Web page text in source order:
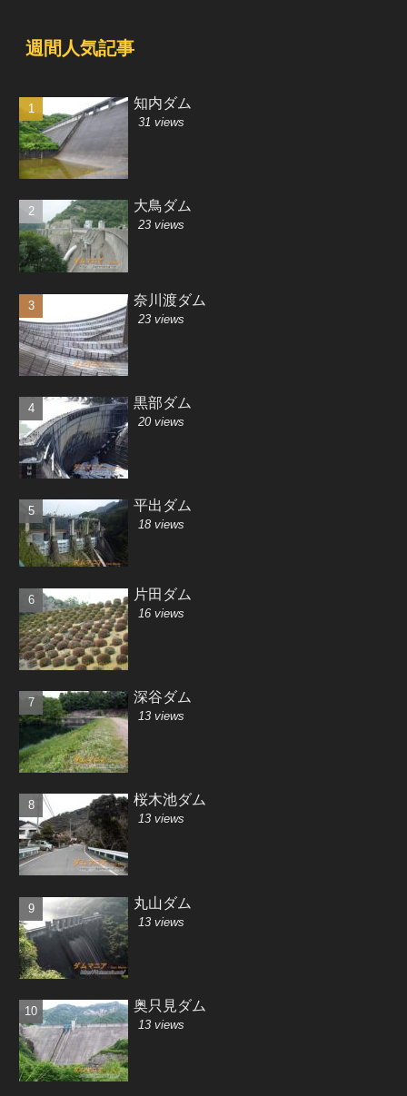
週間人気記事
知内ダム
31 views
大鳥ダム
23 views
奈川渡ダム
23 views
黒部ダム
20 views
平出ダム
18 views
片田ダム
16 views
深谷ダム
13 views
桜木池ダム
13 views
丸山ダム
13 views
奥只見ダム
13 views